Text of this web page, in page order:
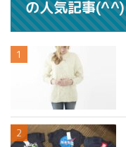
の人気記事(^^)